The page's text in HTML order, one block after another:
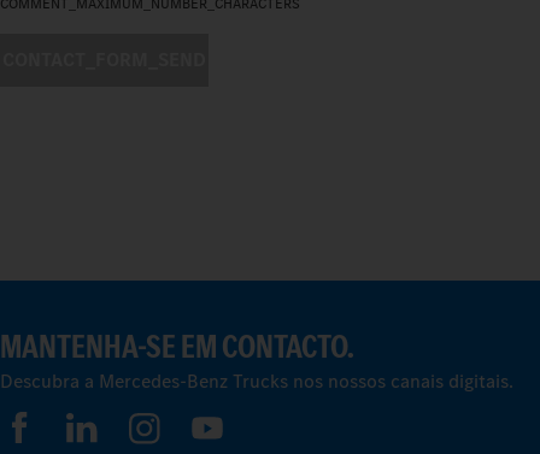
MANTENHA-SE EM CONTACTO.
Descubra a Mercedes-Benz Trucks nos nossos canais digitais.